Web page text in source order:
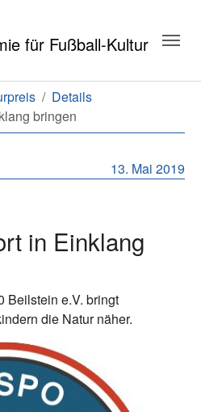
Details
bringen
13. Mai 2019
in Einklang
Beilstein e.V. bringt
die Natur näher.